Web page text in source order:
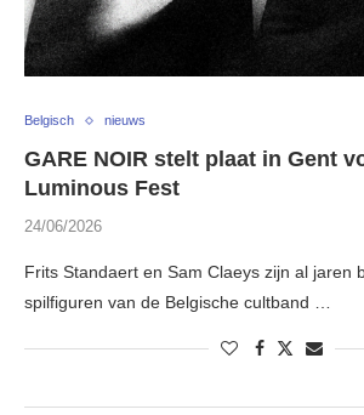
Belgisch nieuws
GARE NOIR stelt plaat in Gent
Luminous Fest
24/06/2026
Frits Standaert en Sam Claeys zijn al jaren
spilfiguren van de Belgische cultband …